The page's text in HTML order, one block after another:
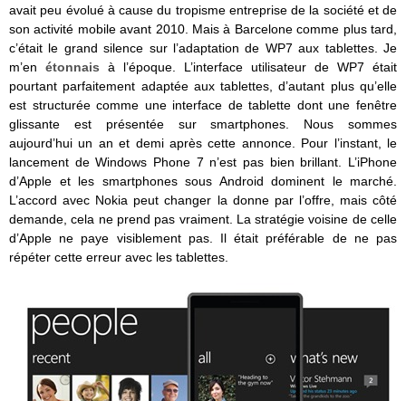
avait peu évolué à cause du tropisme entreprise de la société et de
son activité mobile avant 2010. Mais à Barcelone comme plus tard,
c’était le grand silence sur l’adaptation de WP7 aux tablettes. Je
m’en étonnais à l’époque. L’interface utilisateur de WP7 était
pourtant parfaitement adaptée aux tablettes, d’autant plus qu’elle
est structurée comme une interface de tablette dont une fenêtre
glissante est présentée sur smartphones. Nous sommes
aujourd’hui un an et demi après cette annonce. Pour l’instant, le
lancement de Windows Phone 7 n’est pas bien brillant. L’iPhone
d’Apple et les smartphones sous Android dominent le marché.
L’accord avec Nokia peut changer la donne par l’offre, mais côté
demande, cela ne prend pas vraiment. La stratégie voisine de celle
d’Apple ne paye visiblement pas. Il était préférable de ne pas
répéter cette erreur avec les tablettes.